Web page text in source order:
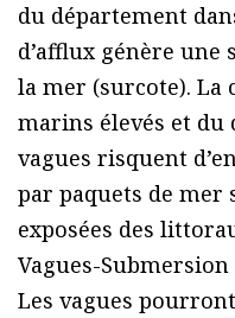
du département
d’afflux génère
la mer (surcote). La
marins élevés et du
vagues risquent
par paquets de mer
exposées des
Vagues-
Les vagues